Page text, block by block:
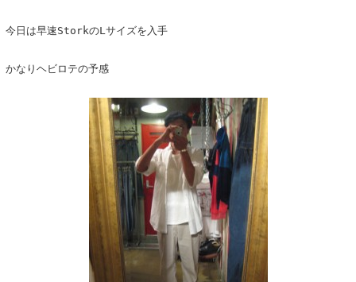
今日は早速StorkのLサイズを入手
かなりヘビロテの予感